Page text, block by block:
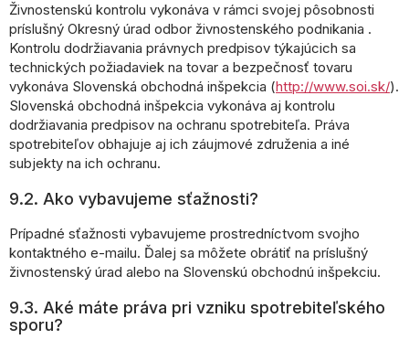
Živnostenskú kontrolu vykonáva v rámci svojej pôsobnosti
príslušný Okresný úrad odbor živnostenského podnikania .
Kontrolu dodržiavania právnych predpisov týkajúcich sa
technických požiadaviek na tovar a bezpečnosť tovaru
vykonáva Slovenská obchodná inšpekcia (http://www.soi.sk/).
Slovenská obchodná inšpekcia vykonáva aj kontrolu
dodržiavania predpisov na ochranu spotrebiteľa. Práva
spotrebiteľov obhajuje aj ich záujmové združenia a iné
subjekty na ich ochranu.
9.2. Ako vybavujeme sťažnosti?
Prípadné sťažnosti vybavujeme prostredníctvom svojho
kontaktného e-mailu. Ďalej sa môžete obrátiť na príslušný
živnostenský úrad alebo na Slovenskú obchodnú inšpekciu.
9.3. Aké máte práva pri vzniku spotrebiteľského
sporu?